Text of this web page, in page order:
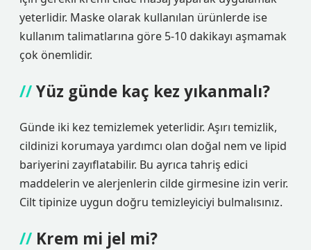
yeterlidir. Maske olarak kullanılan ürünlerde ise
kullanım talimatlarına göre 5-10 dakikayı aşmamak
çok önemlidir.
Yüz günde kaç kez yıkanmalı?
Günde iki kez temizlemek yeterlidir. Aşırı temizlik,
cildinizi korumaya yardımcı olan doğal nem ve lipid
bariyerini zayıflatabilir. Bu ayrıca tahriş edici
maddelerin ve alerjenlerin cilde girmesine izin verir.
Cilt tipinize uygun doğru temizleyiciyi bulmalısınız.
Krem mi jel mi?